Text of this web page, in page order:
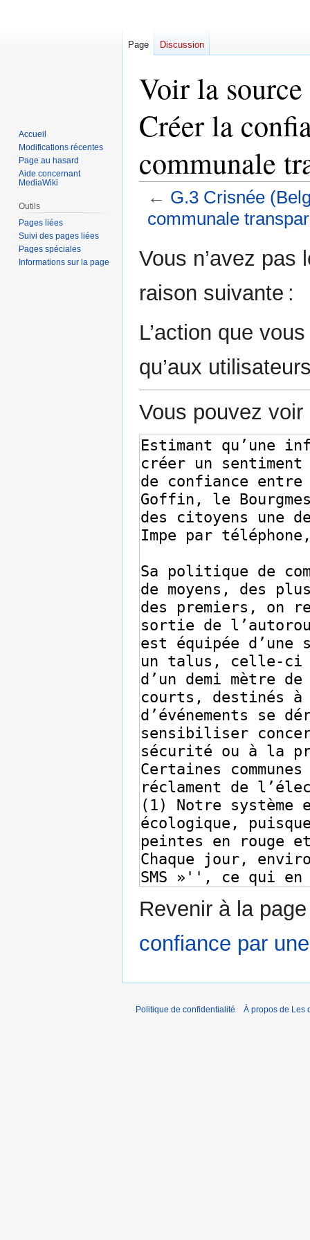
Voir la
Créer la
communale
← G.3 Crisnée
communale
à
navigation
à
recherche
Vous n’avez pas
raison suivante :
L’action que
qu’aux
Vous pouvez
Revenir à la
confiance par
Page Discussion
Accueil
Modifications récentes
Page au hasard
Aide concernant
MediaWiki
Outils
Pages liées
Suivi des pages liées
Pages spéciales
Informations sur la page
Politique de confidentialité À propos de Les